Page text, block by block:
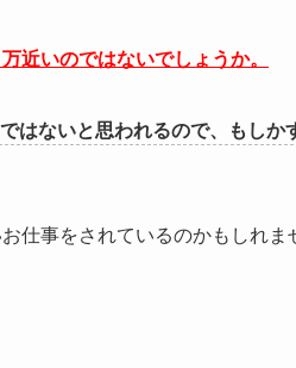
近いのではないでしょうか。
はないと思われるので、もしか
仕事をされているのかもしれま